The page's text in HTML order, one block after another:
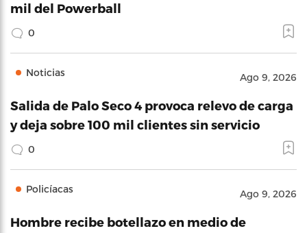
mil del Powerball
0
Noticias Ago 9, 2026
Salida de Palo Seco 4 provoca relevo de carga
y deja sobre 100 mil clientes sin servicio
0
Policíacas Ago 9, 2026
Hombre recibe botellazo en medio de